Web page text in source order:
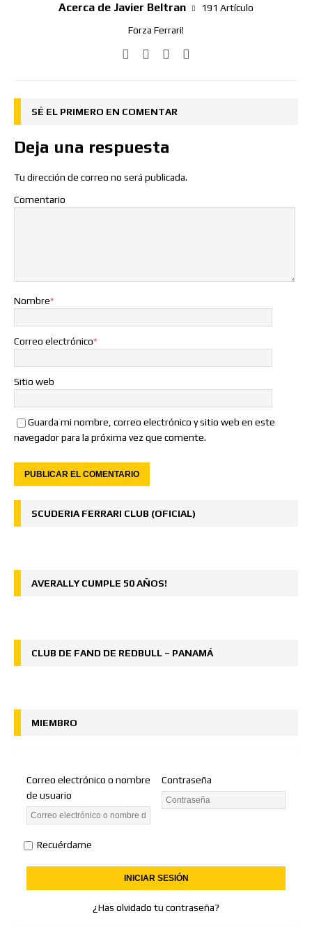
Acerca de Javier Beltran 191 Artículo
Forza Ferrari!
SÉ EL PRIMERO EN COMENTAR
Deja una respuesta
Tu dirección de correo no será publicada.
Comentario
Nombre*
Correo electrónico*
Sitio web
Guarda mi nombre, correo electrónico y sitio web en este
navegador para la próxima vez que comente.
SCUDERIA FERRARI CLUB (OFICIAL)
AVERALLY CUMPLE 50 AÑOS!
CLUB DE FAND DE REDBULL – PANAMÁ
MIEMBRO
Correo electrónico o nombre
de usuario
Contraseña
Recuérdame
¿Has olvidado tu contraseña?